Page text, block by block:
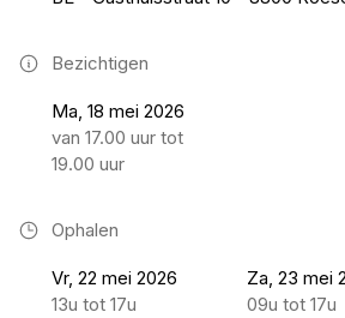
Bezichtigen
Ma, 18 mei 2026
van 17.00 uur tot
19.00 uur
Ophalen
Vr, 22 mei 2026
13u tot 17u
Za, 23 mei
09u tot 17u